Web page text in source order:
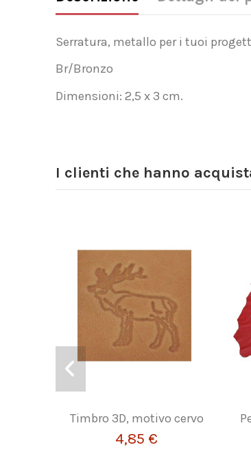
Serratura, metallo per i tuoi
Br/Bronzo
Dimensioni: 2,5 x 3 cm.
I clienti che hanno
Timbro 3D, motivo cervo
4,85 €